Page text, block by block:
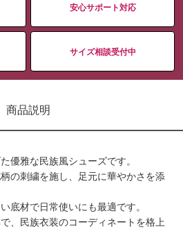
安心サポート対応
サイズ相談受付中
商品説明
優雅な民族風シューズです。
の刺繍を施し、足元に華やかさを添
底材で日常使いにも最適です。
、民族衣装のコーディネートを格上